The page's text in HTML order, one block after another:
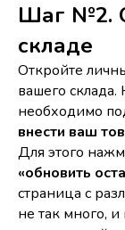
Шаг №2.
складе
Откройте
вашего склада.
необходимо
внести ваш
Для этого
«обновить
страница с
не так много, и